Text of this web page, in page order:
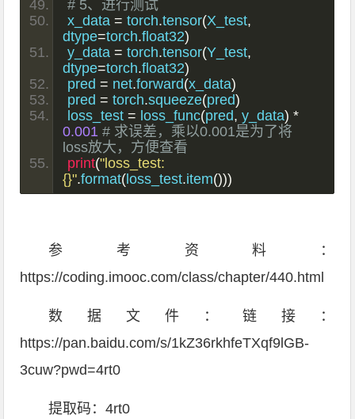
# 5、进行测试
x_data = torch.tensor(X_test,
dtype=torch.float32)
y_data = torch.tensor(Y_test,
dtype=torch.float32)
pred = net.forward(x_data)
pred = torch.squeeze(pred)
loss_test = loss_func(pred, y_data) *
0.001 # 求误差，乘以0.001是为了将
loss放大，方便查看
print("loss_test:
{}".format( loss_test.item()))
参考资料：
https://coding.imooc.com/class/chapter/440.html
数据文件：链接：
https://pan.baidu.com/s/1kZ36rkhfeTXqf9lGB-
3cuw?pwd=4rt0
提取码：4rt0